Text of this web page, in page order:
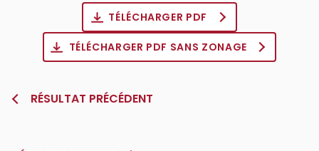
TÉLÉCHARGER PDF
TÉLÉCHARGER PDF SANS ZONAGE
RÉSULTAT PRÉCÉDENT